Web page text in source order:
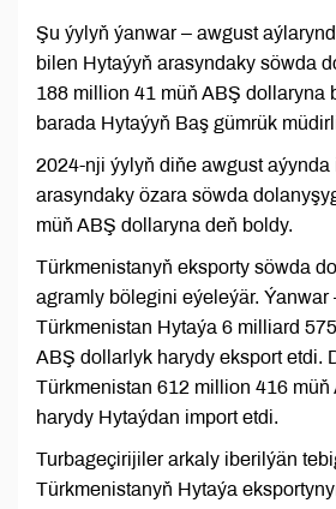
Şu ýylyň ýanwar – awgust
bilen Hytaýyň arasyndaky söwda
188 million 41 müň ABŞ dollaryna
barada Hytaýyň Baş gümrük
2024-nji ýylyň diňe awgust aýynda
arasyndaky özara söwda
müň ABŞ dollaryna deň boldy.
Türkmenistanyň eksporty söwda
agramly bölegini eýeleýär. Ýanwar
Türkmenistan Hytaýa 6 milliard
ABŞ dollarlyk harydy eksport etdi.
Türkmenistan 612 million 416
harydy Hytaýdan import etdi.
Turbageçirijiler arkaly iberilýän
Türkmenistanyň Hytaýa